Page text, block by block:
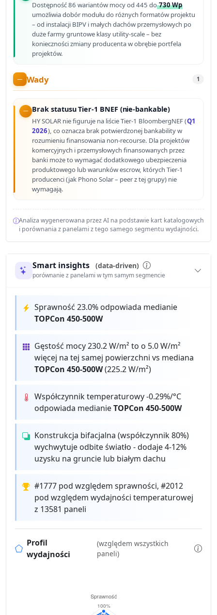
Dostępność 86 wariantów mocy od 445 do730 Wp
umożliwia dobór modułu do różnych formatów projektu
– od instalacji BIPV i małych dachów przemysłowych po
duże farmy gruntowe klasy utility-scale – bez
konieczności zmiany producenta w obrębie portfela
projektów.
Wady 1
Brak statusu Tier-1 BNEF (nie-bankable)
HY SOLAR nie figuruje na liście Tier-1 BloombergNEF (Q1
2026), co oznacza brak potwierdzonej bankability w
rozumieniu finansowania non-recourse. Dla projektów
komercyjnych i przemysłowych finansowanych przez
banki może to wymagać dodatkowego ubezpieczenia
produktowego lub warunków escrow, których Tier-1
producenci (jak Phono Solar – peer z tej grupy) nie
wymagają.
Analiza wygenerowana przez AI na podstawie kart katalogowych
i porównania z panelami z tego samego segmentu wydajności.
Smart insights (data-driven)
porównanie z panelami w tym samym segmencie
Sprawność 23.0% odpowiada medianie
TOPCon 450-500W
Gęstość mocy 230.2 W/m² to o 5.0 W/m²
więcej na tej samej powierzchni vs mediana
TOPCon 450-500W(225.2 W/m²)
Współczynnik temperaturowy -0.29%/°C
odpowiada medianieTOPCon 450-500W
Konstrukcja bifacjalna (współczynnik 80%)
wychwytuje odbite światło - dodaje 4-12%
uzysku na gruncie lub białym dachu
#1777 pod względem sprawności, #2012
pod względem wydajności temperaturowej
z 13581 paneli
Profil
wydajności
(względem wszystkich
paneli)